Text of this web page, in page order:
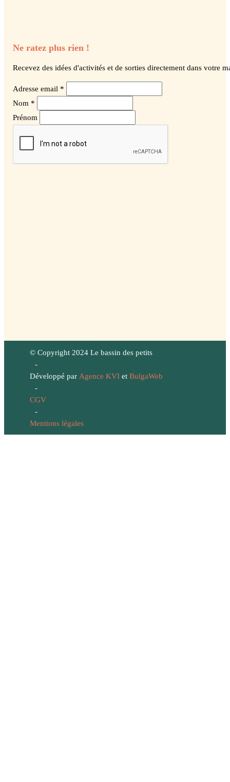
Ne ratez plus rien !
Recevez des idées d'activités et de sorties directement dans votre
Adresse email *
Nom *
Prénom
© Copyright 2024 Le bassin des petits
-
Développé par Agence KVIet BulgaWeb
-
CGV
-
Mentions légales